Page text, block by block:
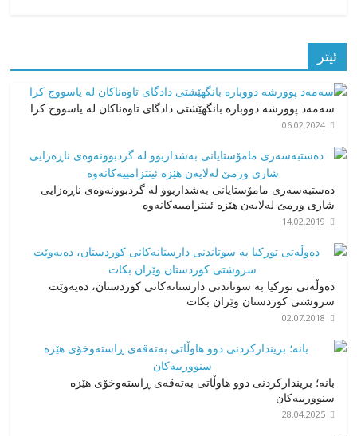
ئیتر
سەمەد پوورشە دووبارە بانگهێشتی دادگای تاوەناکان لە یاسووج کرا
06.02.2024
دەستبەسەری مامۆستایانی بەشداربوو لە گردبوونەوەی ناڕەزایی
شاری ورمێ لەلایەن هێزە ئینتزامییەکانەوە
14.02.2019
دەوڵەتی توركیا بە سوتاندنی دارستانەكانی كوردستان، دەیەوێت
سروشتی كوردستان وێران بكات
02.07.2018
بانە؛ بریندارکردنی دوو هاوڵاتی بەتەقەی ڕاستەوخۆی هێزە
سنوورییەکان
28.04.2025